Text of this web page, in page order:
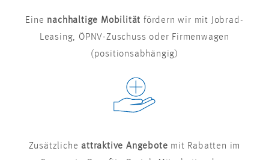
Eine nachhaltige Mobilität fördern wir mit Jobrad-
Leasing, ÖPNV-Zuschuss oder Firmenwagen
(positionsabhängig)
Zusätzliche attraktive Angebote mit Rabatten im